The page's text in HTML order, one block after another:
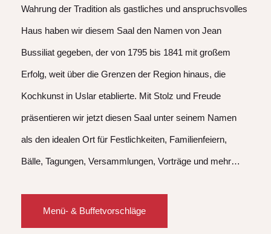
Wahrung der Tradition als gastliches und anspruchsvolles
Haus haben wir diesem Saal den Namen von Jean
Bussiliat gegeben, der von 1795 bis 1841 mit großem
Erfolg, weit über die Grenzen der Region hinaus, die
Kochkunst in Uslar etablierte. Mit Stolz und Freude
präsentieren wir jetzt diesen Saal unter seinem Namen
als den idealen Ort für Festlichkeiten, Familienfeiern,
Bälle, Tagungen, Versammlungen, Vorträge und mehr…
Menü- & Buffetvorschläge